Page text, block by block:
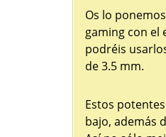
Os lo
gaming con el
podréis
de 3.5 mm.
Estos
bajo, además